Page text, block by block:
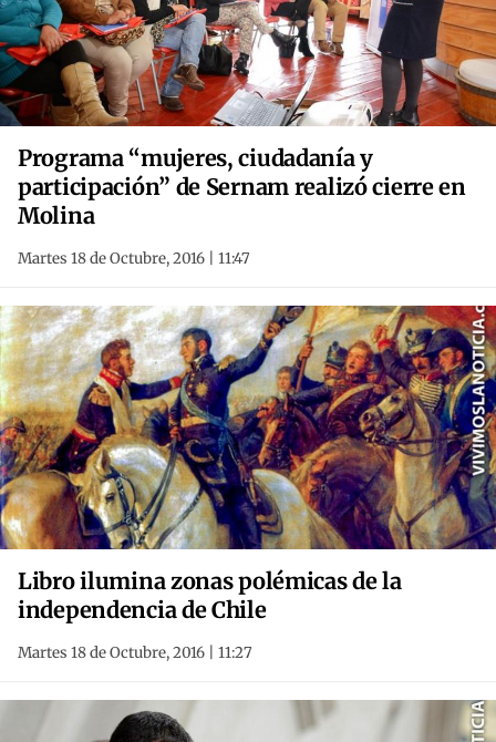
Programa “mujeres, ciudadanía y
participación” de Sernam realizó cierre en
Molina
Martes 18 de Octubre, 2016 | 11:47
Libro ilumina zonas polémicas de la
independencia de Chile
Martes 18 de Octubre, 2016 | 11:27